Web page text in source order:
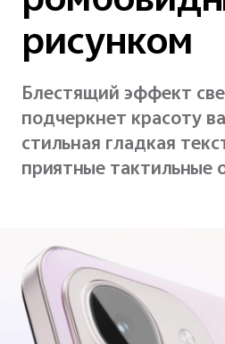
рисунком
Блестящий эффект
подчеркнет красоту
стильная гладкая
приятные тактильные